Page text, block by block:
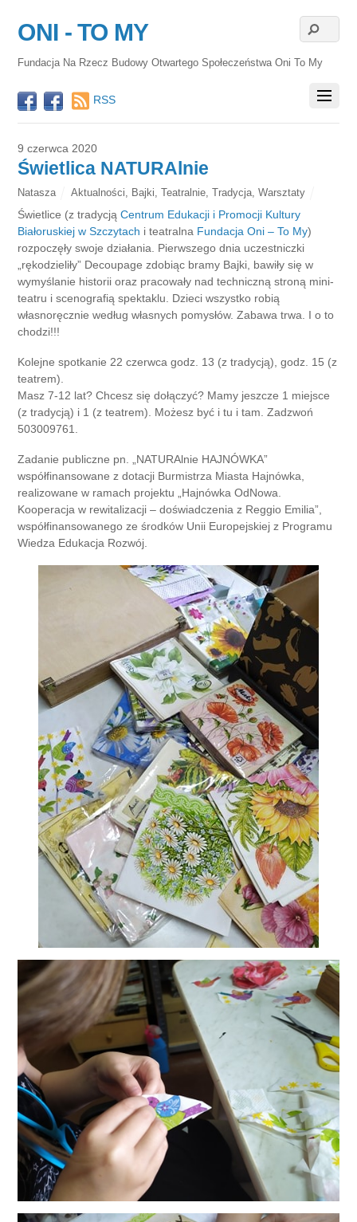
ONI - TO MY
Fundacja Na Rzecz Budowy Otwartego Społeczeństwa Oni To My
RSS
9 czerwca 2020
Świetlica NATURAlnie
Natasza Aktualności Bajki Teatralnie Tradycja Warsztaty
Świetlice (z tradycjąCentrum Edukacji i Promocji Kultury
Białoruskiej w Szczytach i teatralna Fundacja Oni – To My)
rozpoczęły swoje działania. Pierwszego dnia uczestniczki
„rękodzieliły” Decoupage zdobiąc bramy Bajki, bawiły się w
wymyślanie historii oraz pracowały nad techniczną stroną mini-
teatru i scenografią spektaklu. Dzieci wszystko robią
własnoręcznie według własnych pomysłów. Zabawa trwa. I o to
chodzi!!!
Kolejne spotkanie 22 czerwca godz. 13 (z tradycją), godz. 15 (z
teatrem).
Masz 7-12 lat? Chcesz się dołączyć? Mamy jeszcze 1 miejsce
(z tradycją) i 1 (z teatrem). Możesz być i tu i tam. Zadzwoń
503009761.
Zadanie publiczne pn. „NATURAlnie HAJNÓWKA”
współfinansowane z dotacji Burmistrza Miasta Hajnówka,
realizowane w ramach projektu „Hajnówka OdNowa.
Kooperacja w rewitalizacji – doświadczenia z Reggio Emilia”,
współfinansowanego ze środków Unii Europejskiej z Programu
Wiedza Edukacja Rozwój.